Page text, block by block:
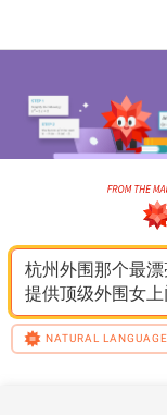
杭州外围那个最漂
提供顶级外围女
NATURAL LANGUAGE